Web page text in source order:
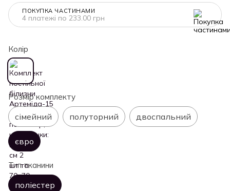
ПОКУПКА ЧАСТИНАМИ
4 платежі по 233.00 грн
Колір
Розмір комплекту
сімейний полуторний двоспальний
євро
Тип тканини
поліестер